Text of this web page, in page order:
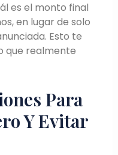
es el monto final
en lugar de solo
Esto te
que realmente
Para
Y Evitar